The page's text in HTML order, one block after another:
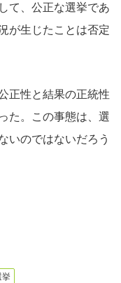
て、公正な選挙であ
が生じたことは否定
正性と結果の正統性
た。この事態は、選
いのではないだろう
挙